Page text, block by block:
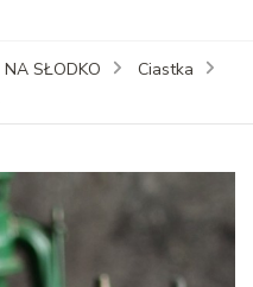
NA SŁODKO
Ciastka